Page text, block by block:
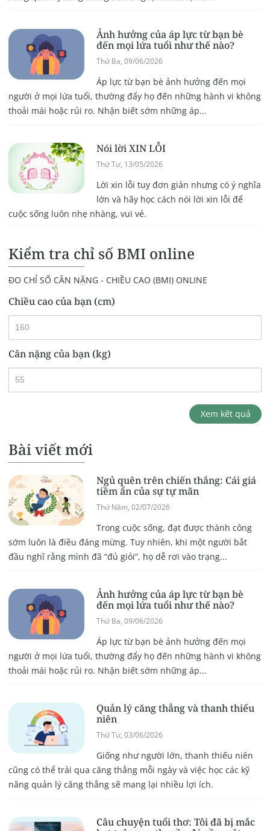
Ảnh hưởng của áp lực từ bạn bè
đến mọi lứa tuổi như thế nào?
Thứ Ba, 09/06/2026
Áp lực từ bạn bè ảnh hưởng đến mọi
người ở mọi lứa tuổi, thường đẩy họ đến những hành vi không
thoải mái hoặc rủi ro. Nhận biết sớm những áp...
Nói lời XIN LỖI
Thứ Tư, 13/05/2026
Lời xin lỗi tuy đơn giản nhưng có ý nghĩa
lớn và hãy học cách nói lời xin lỗi để
cuộc sống luôn nhẹ nhàng, vui vẻ.
Kiểm tra chỉ số BMI online
ĐO CHỈ SỐ CÂN NẶNG - CHIỀU CAO (BMI) ONLINE
Chiều cao của bạn (cm)
Cân nặng của bạn (kg)
Xem kết quả
Bài viết mới
Ngủ quên trên chiến thắng: Cái giá
tiềm ẩn của sự tự mãn
Thứ Năm, 02/07/2026
Trong cuộc sống, đạt được thành công
sớm luôn là điều đáng mừng. Tuy nhiên, khi một người bắt
đầu nghĩ rằng mình đã “đủ giỏi”, họ dễ rơi vào trạng...
Ảnh hưởng của áp lực từ bạn bè
đến mọi lứa tuổi như thế nào?
Thứ Ba, 09/06/2026
Áp lực từ bạn bè ảnh hưởng đến mọi
người ở mọi lứa tuổi, thường đẩy họ đến những hành vi không
thoải mái hoặc rủi ro. Nhận biết sớm những áp...
Quản lý căng thẳng và thanh thiếu
niên
Thứ Tư, 03/06/2026
Giống như người lớn, thanh thiếu niên
cũng có thể trải qua căng thẳng mỗi ngày và việc học các kỹ
năng quản lý căng thẳng sẽ mang lại nhiều lợi ích.
Câu chuyện tuổi thơ: Tôi đã bị mắc